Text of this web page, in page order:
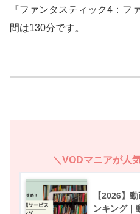
『ファンタスティック4：フ
間は130分です。
＼VODマニアが人
【2026】
ンキング｜